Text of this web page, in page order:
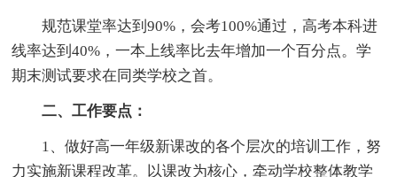
规范课堂率达到90%，会考100%通过，高考本科进
线率达到40%，一本上线率比去年增加一个百分点。学
期末测试要求在同类学校之首。
二、工作要点：
1、做好高一年级新课改的各个层次的培训工作，努
力实施新课程改革。以课改为核心，牵动学校整体教学